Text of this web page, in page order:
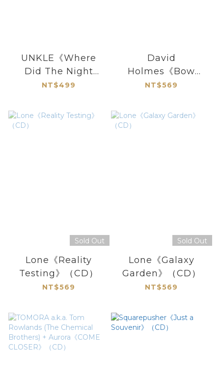
UNKLE《Where
Did The Night
Fall》（CD）
NT$499
David
Holmes《Bow
Down to the Exit
NT$569
Sold Out
Lone《Reality
Testing》（CD）
NT$569
Sold Out
Lone《Galaxy
Garden》（CD）
NT$569